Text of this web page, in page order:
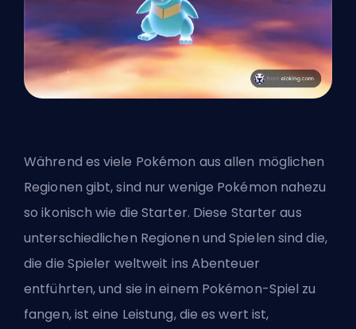
Während es viele Pokémon aus allen möglichen
Regionen gibt, sind nur wenige Pokémon nahezu
so ikonisch wie die Starter. Diese Starter aus
unterschiedlichen Regionen und Spielen sind die,
die die Spieler weltweit ins Abenteuer
entführten, und sie in einem Pokémon-Spiel zu
fangen, ist eine Leistung, die es wert ist,